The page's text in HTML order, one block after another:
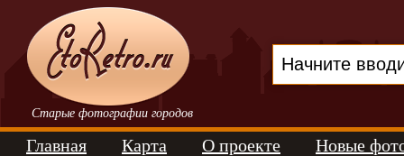
Старые фотографии городов
Главная Карта О проекте Новые